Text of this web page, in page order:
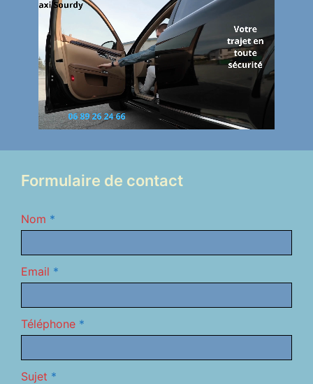
Formulaire de contact
Nom *
Email *
Téléphone *
Sujet *